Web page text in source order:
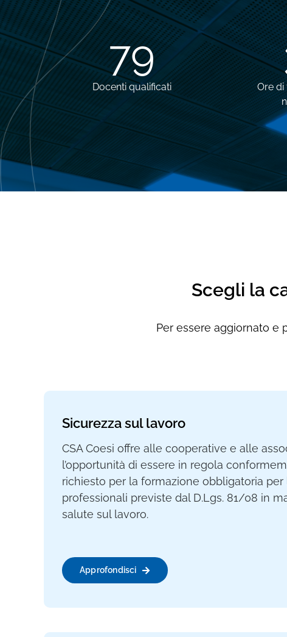
79
Docenti qualificati
Ore
Scegli la
Per essere aggiornato e
Sicurezza sul lavoro
CSA Coesi offre alle cooperative e alle
l’opportunità di essere in regola
richiesto per la formazione obbligatoria
professionali previste dal D.Lgs. 81/08 in
salute sul lavoro.
Approfondisci